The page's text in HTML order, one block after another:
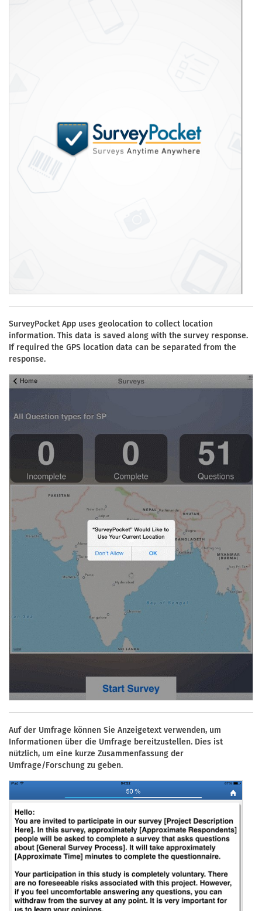
SurveyPocket App uses geolocation to collect location
information. This data is saved along with the survey response.
If required the GPS location data can be separated from the
response.
Auf der Umfrage können Sie Anzeigetext verwenden, um
Informationen über die Umfrage bereitzustellen. Dies ist
nützlich, um eine kurze Zusammenfassung der
Umfrage/Forschung zu geben.